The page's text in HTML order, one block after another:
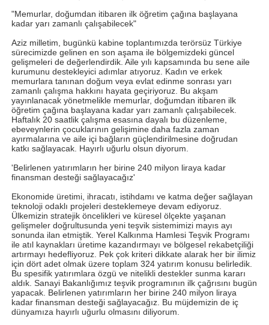
"Memurlar, doğumdan itibaren ilk öğretim çağına başlayana
kadar yarı zamanlı çalışabilecek"
Aziz milletim, bugünkü kabine toplantımızda terörsüz Türkiye
sürecimizde gelinen en son aşama ile bölgemizdeki güncel
gelişmeleri de değerlendirdik. Aile yılı kapsamında bu sene aile
kurumunu destekleyici adımlar atıyoruz. Kadın ve erkek
memurlara tanınan doğum veya evlat edinme sonrası yarı
zamanlı çalışma hakkını hayata geçiriyoruz. Bu akşam
yayınlanacak yönetmelikle memurlar, doğumdan itibaren ilk
öğretim çağına başlayana kadar yarı zamanlı çalışabilecek.
Haftalık 20 saatlik çalışma esasına dayalı bu düzenleme,
ebeveynlerin çocuklarının gelişimine daha fazla zaman
ayırmalarına ve aile içi bağların güçlendirilmesine doğrudan
katkı sağlayacak. Hayırlı uğurlu olsun diyorum.
'Belirlenen yatırımların her birine 240 milyon liraya kadar
finansman desteği sağlayacağız'
Ekonomide üretimi, ihracatı, istihdamı ve katma değer sağlayan
teknoloji odaklı projeleri desteklemeye devam ediyoruz.
Ülkemizin stratejik öncelikleri ve küresel ölçekte yaşanan
gelişmeler doğrultusunda yeni teşvik sistemimizi mayıs ayı
sonunda ilan etmiştik. Yerel Kalkınma Hamlesi Teşvik Programı
ile atıl kaynakları üretime kazandırmayı ve bölgesel rekabetçiliği
artırmayı hedefliyoruz. Pek çok kriteri dikkate alarak her bir ilimiz
için dört adet olmak üzere toplam 324 yatırım konusu belirledik.
Bu spesifik yatırımlara özgü ve nitelikli destekler sunma kararı
aldık. Sanayi Bakanlığımız teşvik programının ilk çağrısını bugün
yapacak. Belirlenen yatırımların her birine 240 milyon liraya
kadar finansman desteği sağlayacağız. Bu müjdemizin de iç
dünyamıza hayırlı uğurlu olmasını diliyorum.